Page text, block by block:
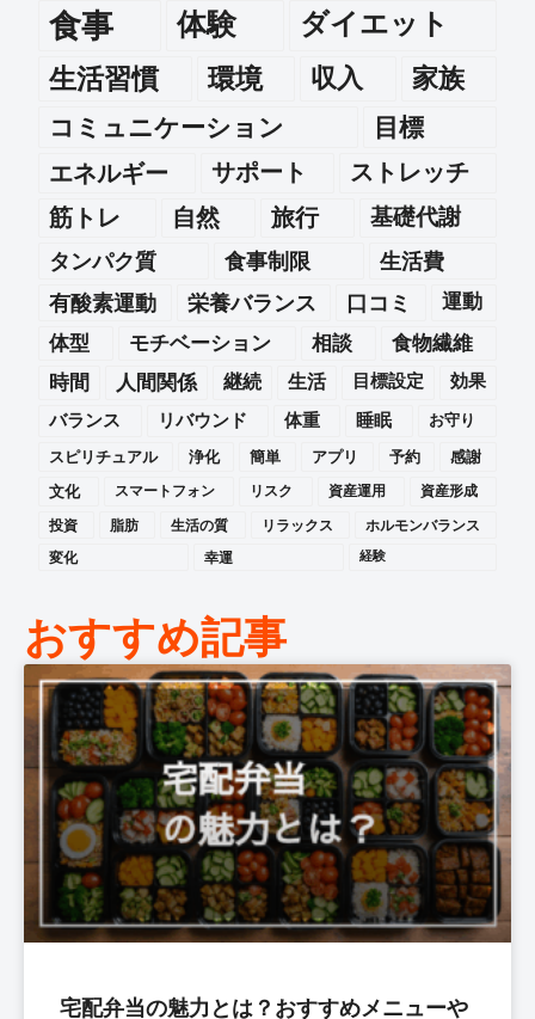
食事 体験
ダイエット
生活習慣
環境 収入 家族
コミュニケーション
目標
エネルギー
サポート
ストレッチ
筋トレ
自然 旅行 基礎代謝
タンパク質 食事制限
生活費
有酸素運動
栄養バランス 口コミ
運動
体型
モチベーション 相談
食物繊維
時間
人間関係 継続 生活 目標設定
効果
バランス
リバウンド 体重 睡眠
お守り
スピリチュアル
浄化 簡単 アプリ 予約
感謝
文化
スマートフォン リスク 資産運用
資産形成
投資
脂肪 生活の質 リラックス
ホルモンバランス
変化
幸運 経験
おすすめ記事
宅配弁当の魅力とは？おすすめメニューや